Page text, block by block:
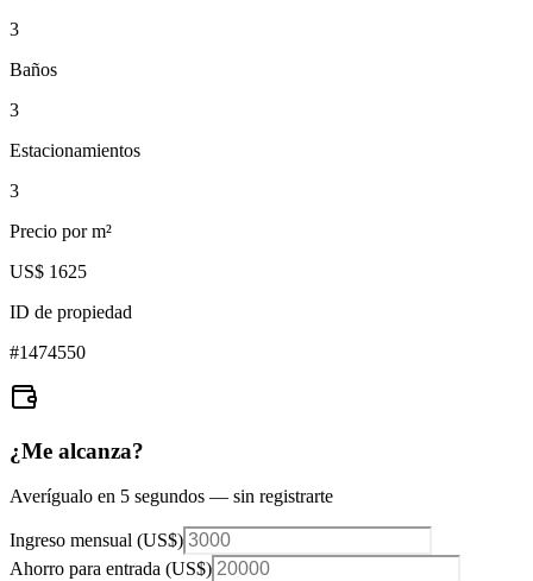
3
Baños
3
Estacionamientos
3
Precio por m²
US$ 1625
ID de propiedad
#1474550
¿Me alcanza?
Averígualo en 5 segundos — sin registrarte
Ingreso mensual (US$)
Ahorro para entrada (US$)